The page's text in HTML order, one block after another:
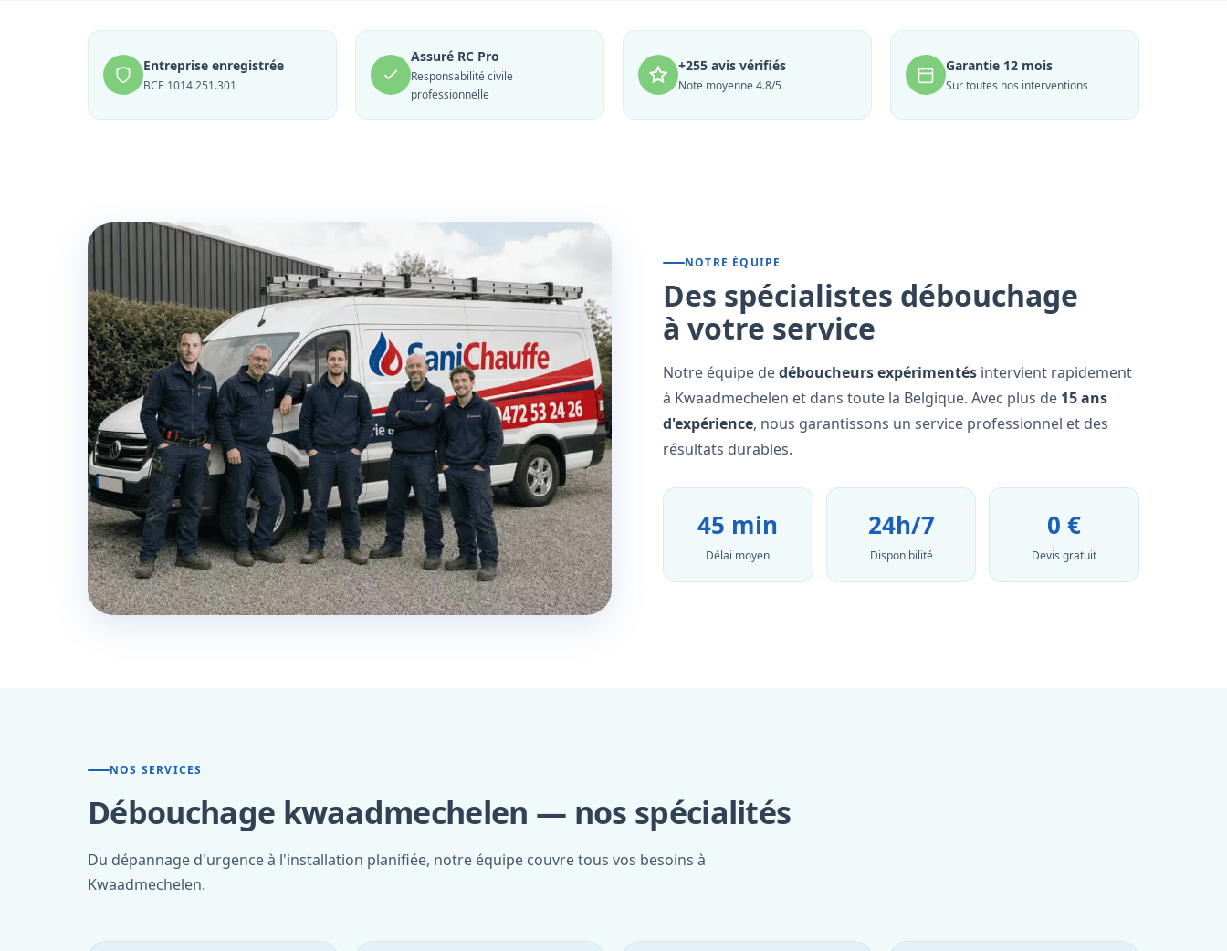
Entreprise enregistrée
BCE 1014.251.301
Assuré RC Pro
Responsabilité civile
professionnelle
+255 avis vérifiés
Note moyenne 4.8/5
Garantie 12 mois
Sur toutes nos interventions
NOTRE ÉQUIPE
Des spécialistes débouchage
à votre service
Notre équipe dedéboucheurs expérimentés intervient rapidement
à Kwaadmechelen et dans toute la Belgique. Avec plus de 15 ans
d'expérience, nous garantissons un service professionnel et des
résultats durables.
45 min
Délai moyen
24h/7
Disponibilité
0 €
Devis gratuit
NOS SERVICES
Débouchage kwaadmechelen — nos spécialités
Du dépannage d'urgence à l'installation planifiée, notre équipe couvre tous vos besoins à
Kwaadmechelen.